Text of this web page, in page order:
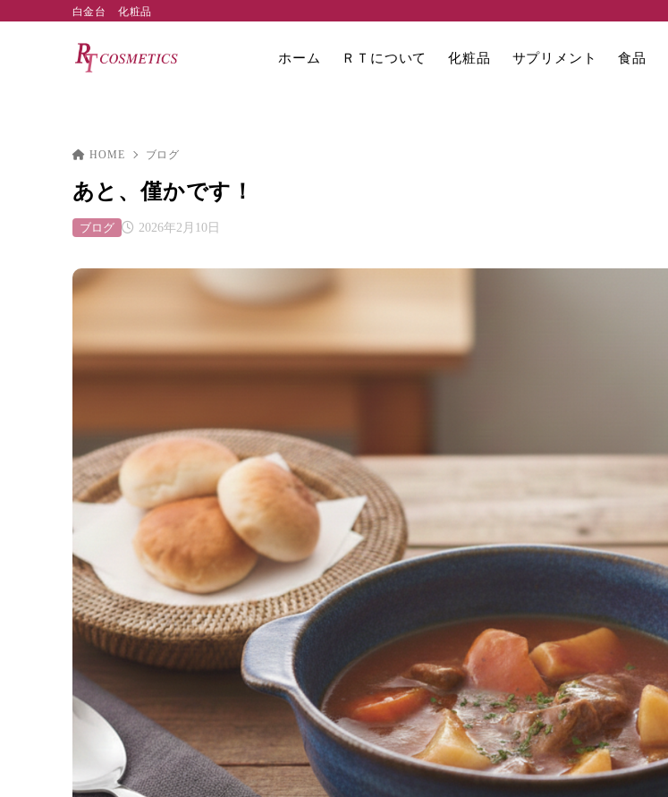
白金台 化粧品
ホーム ＲＴについて 化粧品 サプリメント 食品
HOME ブログ
あと、僅かです！
2026年2月10日
ブログ